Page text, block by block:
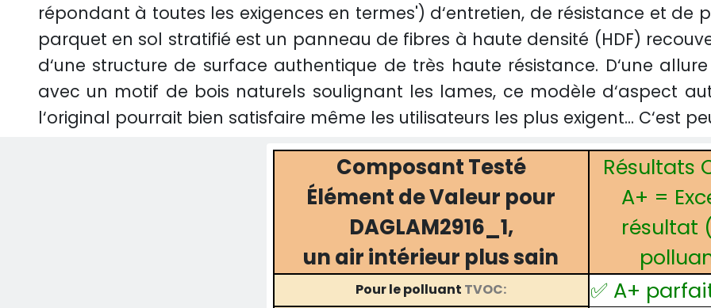
répondant à toutes les exigences en termes') d‘entretien, de résistance et de
parquet en sol stratifié est un panneau de fibres à haute densité (HDF)
d‘une structure de surface authentique de très haute résistance. D‘une
avec un motif de bois naturels soulignant les lames, ce modèle d‘aspect
l‘original pourrait bien satisfaire même les utilisateurs les plus exigent... C‘est
Composant Testé
Élément de Valeur pour
DAGLAM2916_1,
un air intérieur plus sain
Résultats
A+ =
résultat
Pour le polluant TVOC: ✅ A+